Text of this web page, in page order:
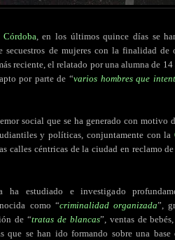
Córdoba, en los últimos quince días se
secuestros de mujeres con la finalidad
reciente, el relatado por una alumna de
por parte de “varios hombres que
social que se ha generado con motivo
y políticas, conjuntamente con la
calles céntricas de la ciudad en reclamo
ha estudiado e investigado
como “criminalidad organizada”,
de “tratas de blancas”, ventas de
que se han ido formando sobre una